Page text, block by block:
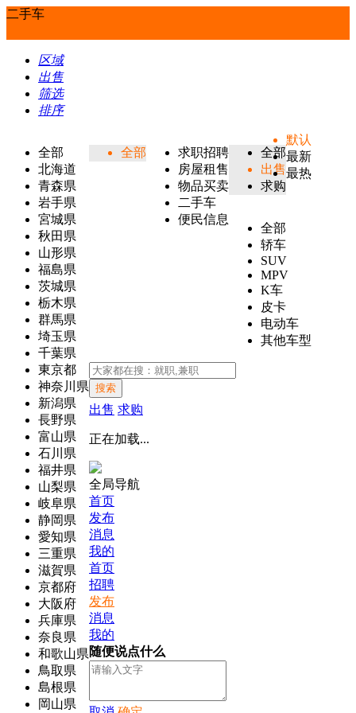
二手车
区域
出售
筛选
排序
全部
北海道
青森県
岩手県
宮城県
秋田県
山形県
福島県
茨城県
栃木県
群馬県
埼玉県
千葉県
東京都
神奈川県
新潟県
長野県
富山県
石川県
福井県
山梨県
岐阜県
静岡県
愛知県
三重県
滋賀県
京都府
大阪府
兵庫県
奈良県
和歌山県
鳥取県
島根県
岡山県
全部
求职招聘
房屋租售
物品买卖
二手车
便民信息
全部
出售
求购
全部
轿车
SUV
MPV
K车
皮卡
电动车
其他车型
默认
最新
最热
搜索
出售 求购
正在加载...
全局导航
首页
发布
消息
我的
首页
招聘
发布
消息
我的
随便说点什么